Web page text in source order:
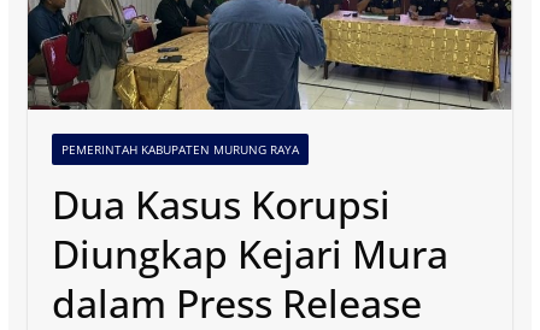
PEMERINTAH KABUPATEN MURUNG RAYA
Dua Kasus Korupsi
Diungkap Kejari Mura
dalam Press Release